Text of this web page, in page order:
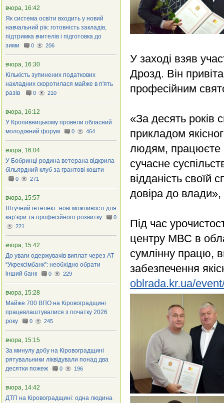
У заході взяв
Дрозд. Він
професійним
«За десять років
прикладом
людям, працюєте
сучасне
відданість
довіра до
Під час
центру МВС в
сумлінну працю,
забезпечення
oblrada.kr.ua/
вчора, 16:42
Як система освіти входить у новий
навчальний рік: готовність закладів,
підтримка вчителів і підготовка до
зими
0 206
вчора, 16:30
Кількість зупинених податкових
накладних скоротилася майже в п'ять
разів
0 210
вчора, 16:12
У Кропивницькому провели обласний
молодіжний форум
0 464
вчора, 16:04
У Бобринці родина ветерана відкрила
більярдний клуб за грантові кошти
0 271
вчора, 15:57
Штучний інтелект: нові можливості для
кар’єри та професійного розвитку
0
221
вчора, 15:42
До уваги одержувачів виплат через АТ
“Укрексімбанк”: необхідно обрати
інший банк
0 229
вчора, 15:28
Майже 700 ВПО на Кіровоградщині
працевлаштувалися з початку 2026
року
0 245
вчора, 15:15
За минулу добу на Кіровоградщині
рятувальники ліквідували понад два
десятки пожеж
0 196
вчора, 14:42
ДТП на Кіровоградщині: одна людина